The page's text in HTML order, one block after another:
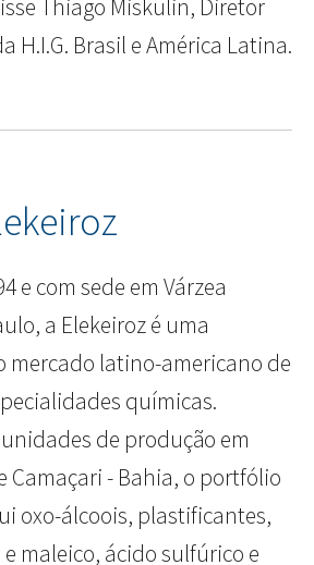
Thiago Miskulin, Diretor
H.I.G. Brasil e América Latina.
e com sede em Várzea
a Elekeiroz é uma
mercado latino-americano de
químicas.
de produção em
Camaçari - Bahia, o portfólio
oxo-álcoois, plastificantes,
maleico, ácido sulfúrico e